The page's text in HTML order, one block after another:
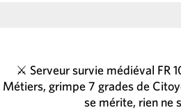
⚔️ Serveur survie médiéval FR
Métiers, grimpe 7 grades de
se mérite, rien ne